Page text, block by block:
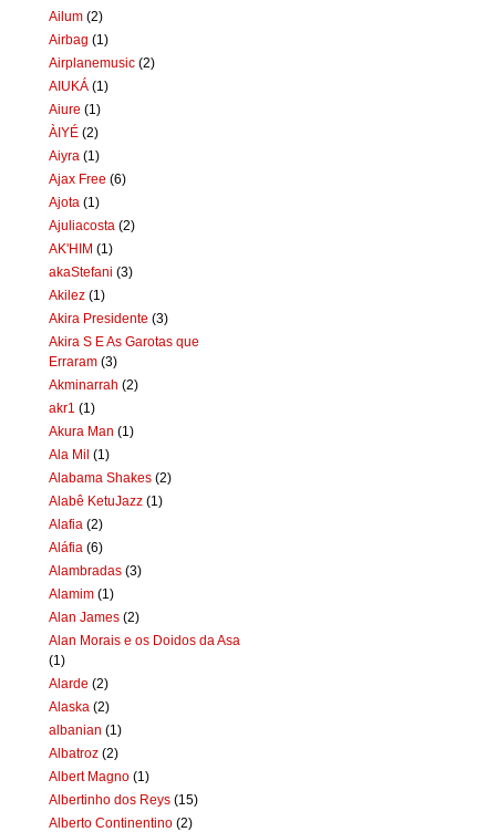
Ailum (2)
Airbag (1)
Airplanemusic (2)
AIUKÁ (1)
Aiure (1)
ÀIYÉ (2)
Aiyra (1)
Ajax Free (6)
Ajota (1)
Ajuliacosta (2)
AK'HIM (1)
akaStefani (3)
Akilez (1)
Akira Presidente (3)
Akira S E As Garotas que
Erraram (3)
Akminarrah (2)
akr1 (1)
Akura Man (1)
Ala Mil (1)
Alabama Shakes (2)
Alabê KetuJazz (1)
Alafia (2)
Aláfia (6)
Alambradas (3)
Alamim (1)
Alan James (2)
Alan Morais e os Doidos da Asa
(1)
Alarde (2)
Alaska (2)
albanian (1)
Albatroz (2)
Albert Magno (1)
Albertinho dos Reys (15)
Alberto Continentino (2)